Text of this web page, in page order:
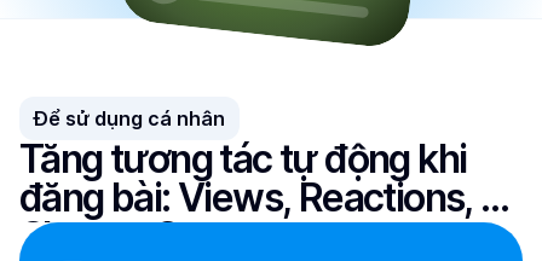
Để sử dụng cá nhân
Tăng tương tác tự động khi
đăng bài: Views, Reactions,
Shares, Comments,...